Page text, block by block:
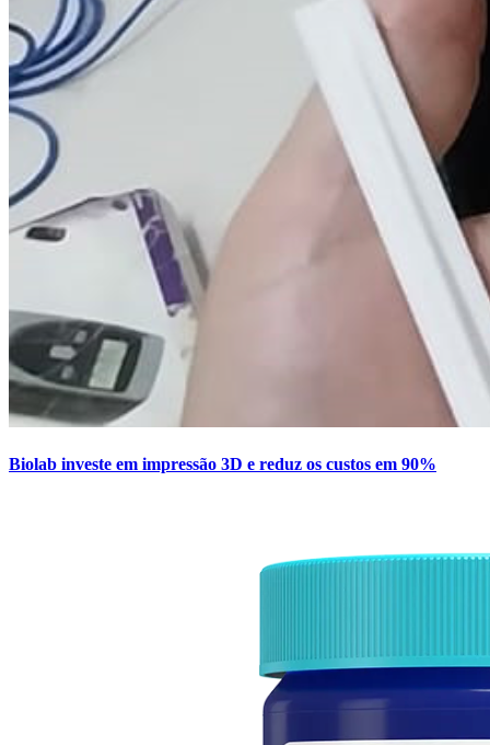
Biolab investe em impressão 3D e reduz os custos em 90%